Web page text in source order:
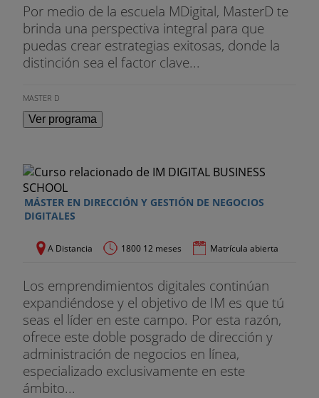
Por medio de la escuela MDigital, MasterD te
brinda una perspectiva integral para que
puedas crear estrategias exitosas, donde la
distinción sea el factor clave...
MASTER D
Ver programa
MÁSTER EN DIRECCIÓN Y GESTIÓN DE NEGOCIOS
DIGITALES
A Distancia 1800 12 meses Matrícula abierta
Los emprendimientos digitales continúan
expandiéndose y el objetivo de IM es que tú
seas el líder en este campo. Por esta razón,
ofrece este doble posgrado de dirección y
administración de negocios en línea,
especializado exclusivamente en este
ámbito...